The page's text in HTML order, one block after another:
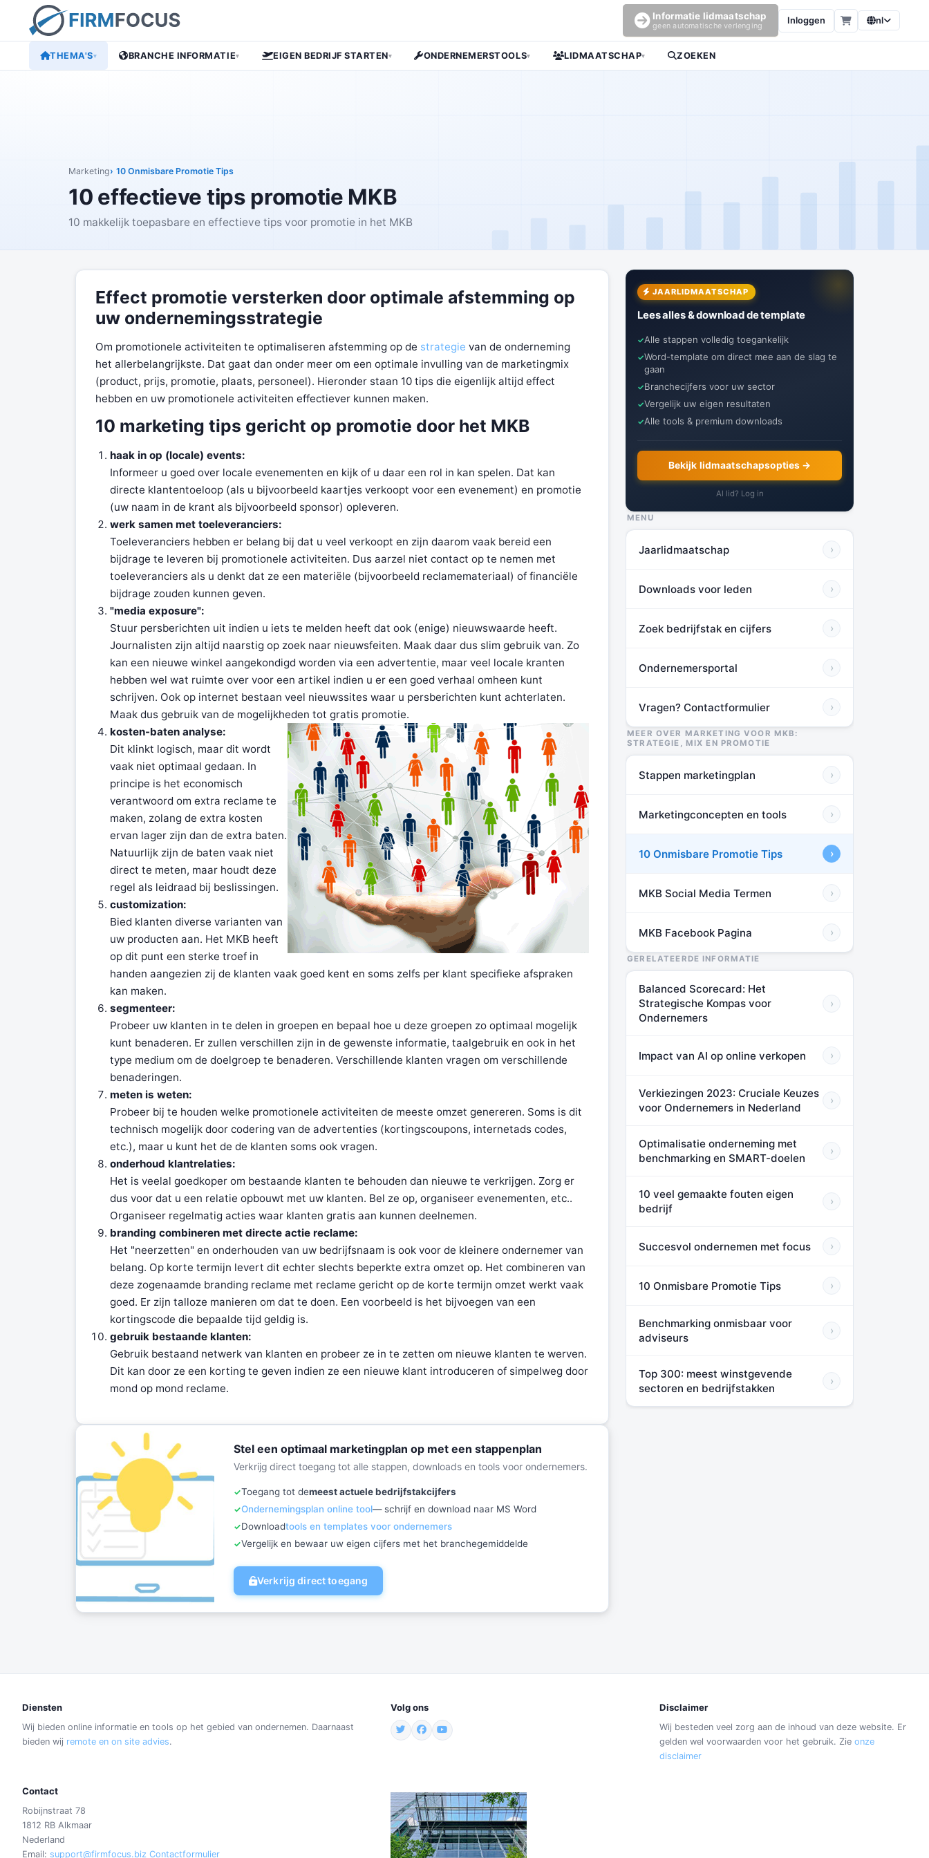
Informatie lidmaatschap
geen automatische verlenging
Inloggen nl
THEMA'S▾ BRANCHE INFORMATIE▾ EIGEN BEDRIJF STARTEN▾ ONDERNEMERSTOOLS▾ LIDMAATSCHAP▾ ZOEKEN
Marketing 10 Onmisbare Promotie Tips
10 effectieve tips promotie MKB
10 makkelijk toepasbare en effectieve tips voor promotie in het MKB
Effect promotie versterken door optimale afstemming op
uw ondernemingsstrategie
Om promotionele activiteiten te optimaliseren afstemming op de strategie van de onderneming
het allerbelangrijkste. Dat gaat dan onder meer om een optimale invulling van de marketingmix
(product, prijs, promotie, plaats, personeel). Hieronder staan 10 tips die eigenlijk altijd effect
hebben en uw promotionele activiteiten effectiever kunnen maken.
10 marketing tips gericht op promotie door het MKB
haak in op (locale) events:
Informeer u goed over locale evenementen en kijk of u daar een rol in kan spelen. Dat kan
directe klantentoeloop (als u bijvoorbeeld kaartjes verkoopt voor een evenement) en promotie
(uw naam in de krant als bijvoorbeeld sponsor) opleveren.
werk samen met toeleveranciers:
Toeleveranciers hebben er belang bij dat u veel verkoopt en zijn daarom vaak bereid een
bijdrage te leveren bij promotionele activiteiten. Dus aarzel niet contact op te nemen met
toeleveranciers als u denkt dat ze een materiële (bijvoorbeeld reclamemateriaal) of financiële
bijdrage zouden kunnen geven.
"media exposure":
Stuur persberichten uit indien u iets te melden heeft dat ook (enige) nieuwswaarde heeft.
Journalisten zijn altijd naarstig op zoek naar nieuwsfeiten. Maak daar dus slim gebruik van. Zo
kan een nieuwe winkel aangekondigd worden via een advertentie, maar veel locale kranten
hebben wel wat ruimte over voor een artikel indien u er een goed verhaal omheen kunt
schrijven. Ook op internet bestaan veel nieuwssites waar u persberichten kunt achterlaten.
Maak dus gebruik van de mogelijkheden tot gratis promotie.
kosten-baten analyse:
Dit klinkt logisch, maar dit wordt
vaak niet optimaal gedaan. In
principe is het economisch
verantwoord om extra reclame te
maken, zolang de extra kosten
ervan lager zijn dan de extra baten.
Natuurlijk zijn de baten vaak niet
direct te meten, maar houdt deze
regel als leidraad bij beslissingen.
customization:
Bied klanten diverse varianten van
uw producten aan. Het MKB heeft
op dit punt een sterke troef in
handen aangezien zij de klanten vaak goed kent en soms zelfs per klant specifieke afspraken
kan maken.
segmenteer:
Probeer uw klanten in te delen in groepen en bepaal hoe u deze groepen zo optimaal mogelijk
kunt benaderen. Er zullen verschillen zijn in de gewenste informatie, taalgebruik en ook in het
type medium om de doelgroep te benaderen. Verschillende klanten vragen om verschillende
benaderingen.
meten is weten:
Probeer bij te houden welke promotionele activiteiten de meeste omzet genereren. Soms is dit
technisch mogelijk door codering van de advertenties (kortingscoupons, internetads codes,
etc.), maar u kunt het de de klanten soms ook vragen.
onderhoud klantrelaties:
Het is veelal goedkoper om bestaande klanten te behouden dan nieuwe te verkrijgen. Zorg er
dus voor dat u een relatie opbouwt met uw klanten. Bel ze op, organiseer evenementen, etc..
Organiseer regelmatig acties waar klanten gratis aan kunnen deelnemen.
branding combineren met directe actie reclame:
Het "neerzetten" en onderhouden van uw bedrijfsnaam is ook voor de kleinere ondernemer van
belang. Op korte termijn levert dit echter slechts beperkte extra omzet op. Het combineren van
deze zogenaamde branding reclame met reclame gericht op de korte termijn omzet werkt vaak
goed. Er zijn talloze manieren om dat te doen. Een voorbeeld is het bijvoegen van een
kortingscode die bepaalde tijd geldig is.
gebruik bestaande klanten:
Gebruik bestaand netwerk van klanten en probeer ze in te zetten om nieuwe klanten te werven.
Dit kan door ze een korting te geven indien ze een nieuwe klant introduceren of simpelweg door
mond op mond reclame.
Stel een optimaal marketingplan op met een stappenplan
Verkrijg direct toegang tot alle stappen, downloads en tools voor ondernemers.
Toegang tot demeest actuele bedrijfstakcijfers
Ondernemingsplan online tool— schrijf en download naar MS Word
Downloadtools en templates voor ondernemers
Vergelijk en bewaar uw eigen cijfers met het branchegemiddelde
Verkrijg direct toegang
JAARLIDMAATSCHAP
Lees alles & download de template
Alle stappen volledig toegankelijk
Word-template om direct mee aan de slag te
gaan
Branchecijfers voor uw sector
Vergelijk uw eigen resultaten
Alle tools & premium downloads
Bekijk lidmaatschapsopties →
Al lid? Log in
MENU
Jaarlidmaatschap ›
Downloads voor leden ›
Zoek bedrijfstak en cijfers ›
Ondernemersportal ›
Vragen? Contactformulier ›
MEER OVER MARKETING VOOR MKB:
STRATEGIE, MIX EN PROMOTIE
Stappen marketingplan ›
Marketingconcepten en tools ›
10 Onmisbare Promotie Tips ›
MKB Social Media Termen ›
MKB Facebook Pagina ›
GERELATEERDE INFORMATIE
Balanced Scorecard: Het
Strategische Kompas voor
Ondernemers
›
Impact van AI op online verkopen ›
Verkiezingen 2023: Cruciale Keuzes
voor Ondernemers in Nederland
›
Optimalisatie onderneming met
benchmarking en SMART-doelen
›
10 veel gemaakte fouten eigen
bedrijf
›
Succesvol ondernemen met focus ›
10 Onmisbare Promotie Tips ›
Benchmarking onmisbaar voor
adviseurs
›
Top 300: meest winstgevende
sectoren en bedrijfstakken
›
Diensten
Wij bieden online informatie en tools op het gebied van ondernemen. Daarnaast
bieden wij remote en on site advies.
Volg ons Disclaimer
Wij besteden veel zorg aan de inhoud van deze website. Er
gelden wel voorwaarden voor het gebruik. Zieonze
disclaimer
Contact
Robijnstraat 78
1812 RB Alkmaar
Nederland
Email: support@firmfocus.biz Contactformulier